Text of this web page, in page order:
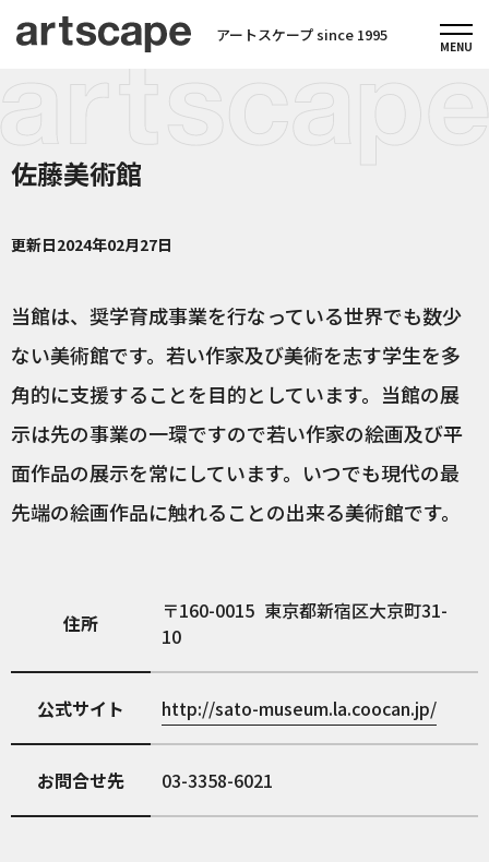
アートスケープ since 1995
佐藤美術館
更新日2024年02月27日
当館は、奨学育成事業を行なっている世界でも数少
ない美術館です。若い作家及び美術を志す学生を多
角的に支援することを目的としています。当館の展
示は先の事業の一環ですので若い作家の絵画及び平
面作品の展示を常にしています。いつでも現代の最
先端の絵画作品に触れることの出来る美術館です。
住所 160-0015 東京都新宿区大京町31-
10
公式サイト http://sato-museum.la.coocan.jp/
お問合せ先 03-3358-6021